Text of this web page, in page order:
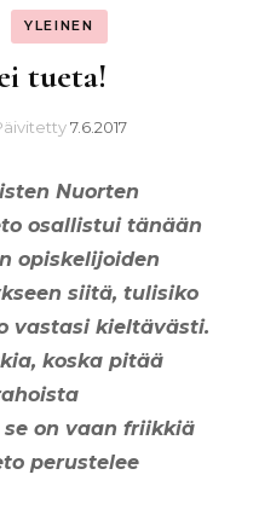
YLEINEN
tueta!
7.6.2017
Nuorten
osallistui tänään
opiskelijoiden
siitä, tulisiko
vastasi kieltävästi.
koska pitää
se on vaan friikkiä
perustelee